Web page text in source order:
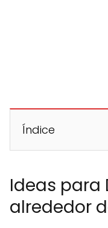
Índice
Ideas para
alrededor